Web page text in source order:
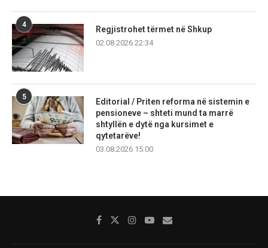
4
Regjistrohet tërmet në Shkup
02.08.2026 22:34
5
Editorial / Priten reforma në sistemin e
pensioneve – shteti mund ta marrë
shtyllën e dytë nga kursimet e
qytetarëve!
03.08.2026 15:00